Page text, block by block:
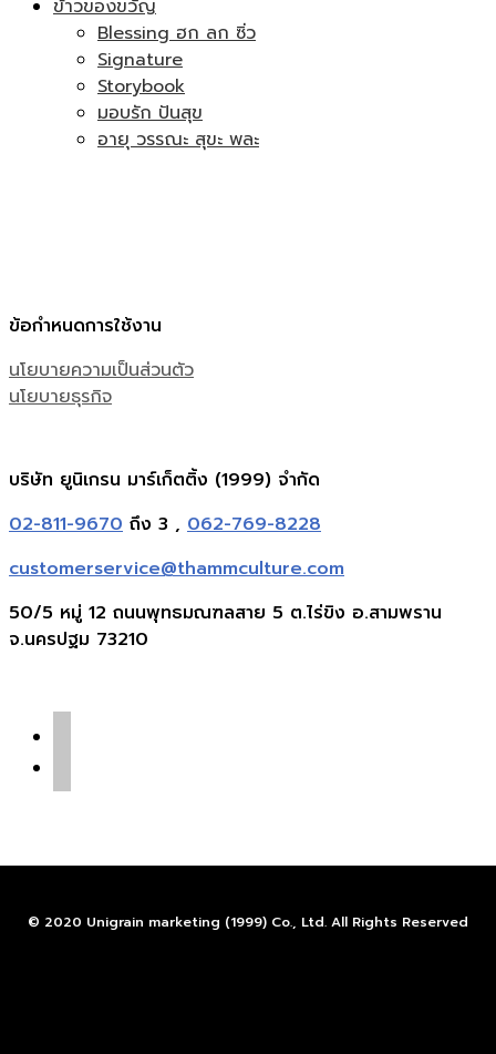
ข้าวของขวัญ
Blessing ฮก ลก ซิ่ว
Signature
Storybook
มอบรัก ปันสุข
อายุ วรรณะ สุขะ พละ
ข้อกำหนดการใช้งาน
นโยบายความเป็นส่วนตัว
นโยบายธุรกิจ
บริษัท ยูนิเกรน มาร์เก็ตติ้ง (1999) จำกัด
02-811-9670 ถึง 3 , 062-769-8228
customerservice@thammculture.com
50/5 หมู่ 12 ถนนพุทธมณฑลสาย 5 ต.ไร่ขิง อ.สามพราน
จ.นครปฐม 73210
© 2020 Unigrain marketing (1999) Co., Ltd. All Rights Reserved